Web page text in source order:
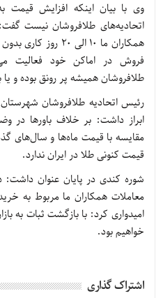
وی با بیان اینکه افزایش قیمت
اتحادیه‌های طلافروشان نیست
همکاران ما ۱۰ الی
فروش در اماکن خود فعالیت
طلافروشان همیشه پر رونق بوده و
رئیس اتحادیه طلافروشان
ابراز داشت: بر خلاف باورها در
مقایسه با قیمت ماه‌ها و سال‌های
قیمت کنونی طلا در ایران ندارد.
معاملات همکاران ما مربوط به
امیدواری کرد: با بازگشت ثبات به
خواهیم بود.
اشتراک گذاری